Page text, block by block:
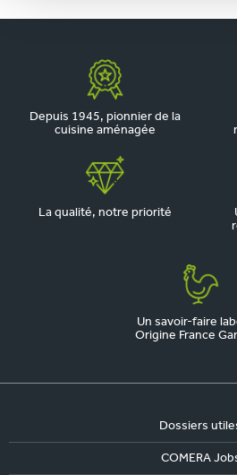
Depuis 1945, pionnier de la
cuisine aménagée
La qualité, notre priorité
Un savoir-faire
Origine France
Dossiers
COMERA